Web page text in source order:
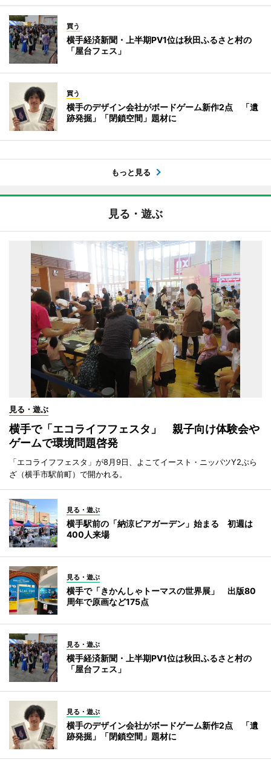
買う
横手経済新聞・上半期PV1位は秋田ふるさと村の
「屋台フェス」
買う
横手のデザイン会社がボードゲーム新作2点 「遺
跡発掘」「閉鎖空間」題材に
もっと見る
見る・遊ぶ
見る・遊ぶ
横手で「エコライフフェスタ」 親子向け体験会や
ゲームで環境問題啓発
「エコライフフェスタ」が8月9日、よこてイースト・ニッパツY2ぷら
ざ（横手市駅前町）で開かれる。
見る・遊ぶ
横手駅前の「納涼ビアガーデン」始まる 初週は
400人来場
見る・遊ぶ
横手で「きかんしゃトーマスの世界展」 出版80
周年で原画など175点
見る・遊ぶ
横手経済新聞・上半期PV1位は秋田ふるさと村の
「屋台フェス」
見る・遊ぶ
横手のデザイン会社がボードゲーム新作2点 「遺
跡発掘」「閉鎖空間」題材に